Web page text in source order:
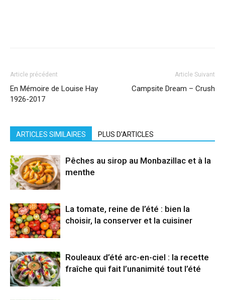
Article précédent
En Mémoire de Louise Hay
1926-2017
Article Suivant
Campsite Dream – Crush
ARTICLES SIMILAIRES PLUS D'ARTICLES
Pêches au sirop au Monbazillac et à la
menthe
La tomate, reine de l’été : bien la
choisir, la conserver et la cuisiner
Rouleaux d’été arc-en-ciel : la recette
fraîche qui fait l’unanimité tout l’été